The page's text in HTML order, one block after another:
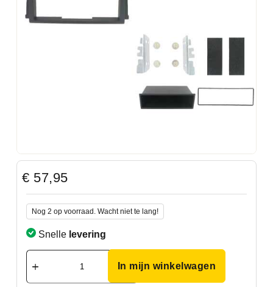
€ 57,95
Nog 2 op voorraad. Wacht niet te lang!
Snelle levering
In mijn winkelwagen